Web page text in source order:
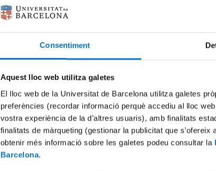
Consentiment
Aquest lloc web utilitza galetes
El lloc web de la Universitat de Barcelona utilitza galetes
preferències (recordar informació perquè accediu al lloc
vostra experiència de la d’altres usuaris), amb finalitats
finalitats de màrqueting (gestionar la publicitat que
obtenir més informació sobre les galetes podeu consultar la
Barcelona.
Cliqueu aquí per consultar les noves dates
Comparteix-ho:
Imprimeix